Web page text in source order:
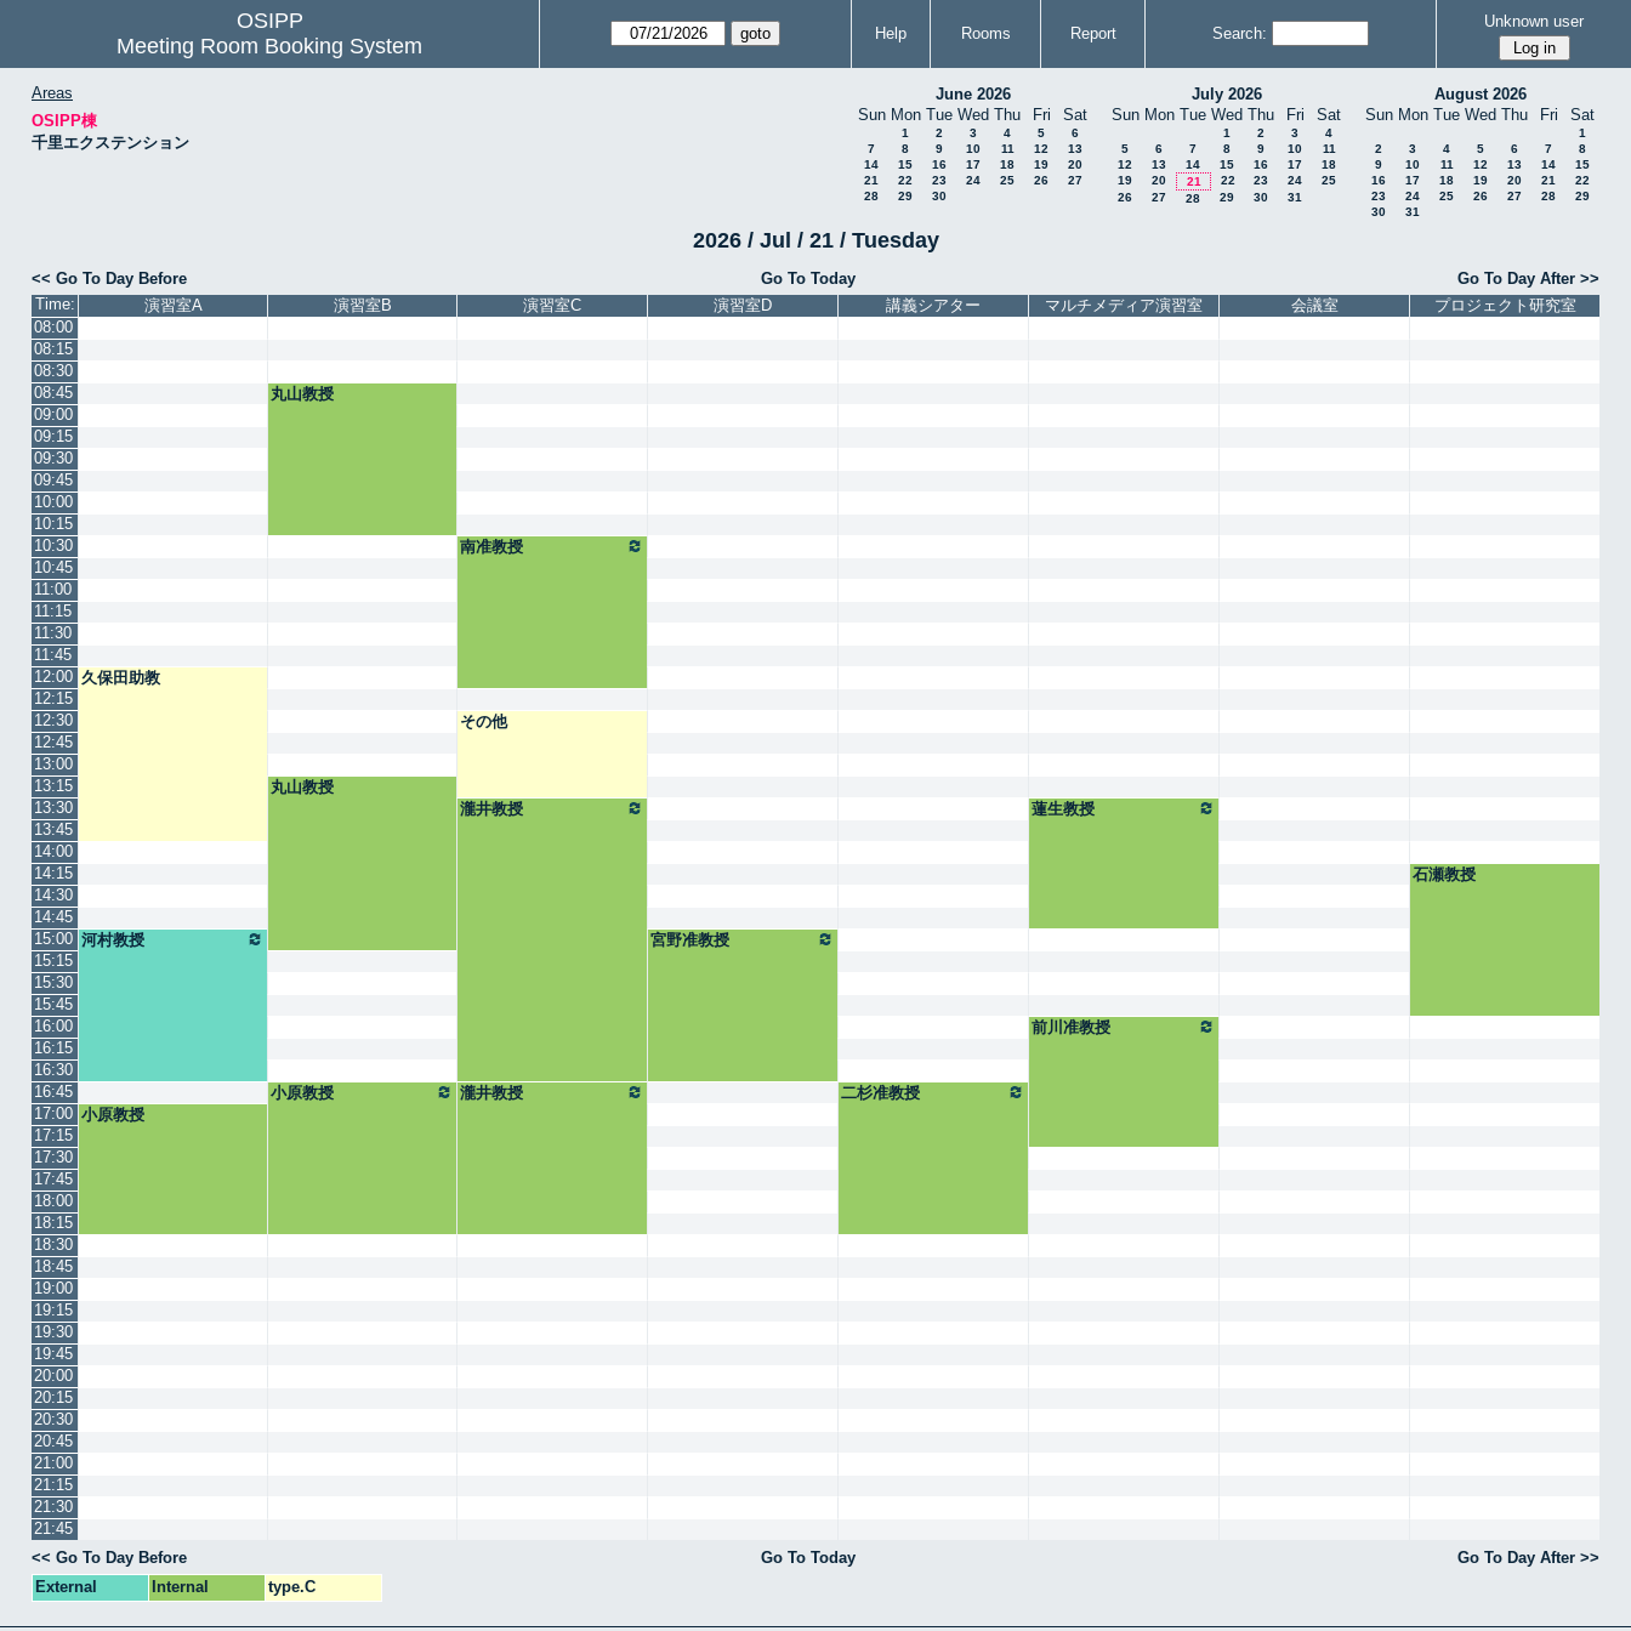
OSIPP
Meeting Room Booking System
Help Rooms Report Search:
Unknown user
Areas
OSIPP棟
千里エクステンション
June 2026
Sun Mon Tue Wed Thu Fri Sat
1 2 3 4 5
6
7
8 9 10 11 12
13
14
15 16 17 18 19
20
21
22 23 24 25 26
27
28
29 30
July 2026
Sun Mon Tue Wed Thu Fri Sat
1 2 3
4
5
6 7 8 9 10
11
12
13 14 15 16 17
18
19
20 21 22 23 24
25
26
27 28 29 30 31
August 2026
Sun Mon Tue Wed Thu Fri Sat
1
2
3 4 5 6 7
8
9
10 11 12 13 14
15
16
17 18 19 20 21
22
23
24 25 26 27 28
29
30
31
2026 / Jul / 21 / Tuesday
<< Go To Day Before Go To Today
Go To Day After >>
Time:
演習室A 演習室B 演習室C 演習室D 講義シアター マルチメディア演習室 会議室
プロジェクト研究室
08:00
08:15
08:30
08:45
丸山教授
09:00
09:15
09:30
09:45
10:00
10:15
10:30
南准教授
10:45
11:00
11:15
11:30
11:45
12:00 久保田助教
12:15
12:30
その他
12:45
13:00
13:15
丸山教授
13:30
瀧井教授
蓮生教授
13:45
14:00
14:15
石瀬教授
14:30
14:45
15:00 河村教授
宮野准教授
15:15
15:30
15:45
16:00
前川准教授
16:15
16:30
16:45
小原教授 瀧井教授
二杉准教授
17:00 小原教授
17:15
17:30
17:45
18:00
18:15
18:30
18:45
19:00
19:15
19:30
19:45
20:00
20:15
20:30
20:45
21:00
21:15
21:30
21:45
<< Go To Day Before
Go To Today
Go To Day After >>
External
Internal type.C